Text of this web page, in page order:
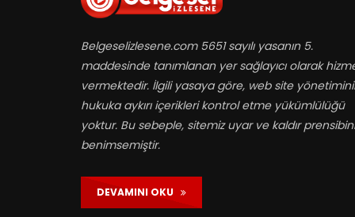
Belgeselizlesene.com 5651 sayılı yasanın 5.
maddesinde tanımlanan yer sağlayıcı olarak
vermektedir. İlgili yasaya göre, web site
hukuka aykırı içerikleri kontrol etme yükümlülüğü
yoktur. Bu sebeple, sitemiz uyar ve kaldır prensibini
benimsemiştir.
DEVAMINI OKU